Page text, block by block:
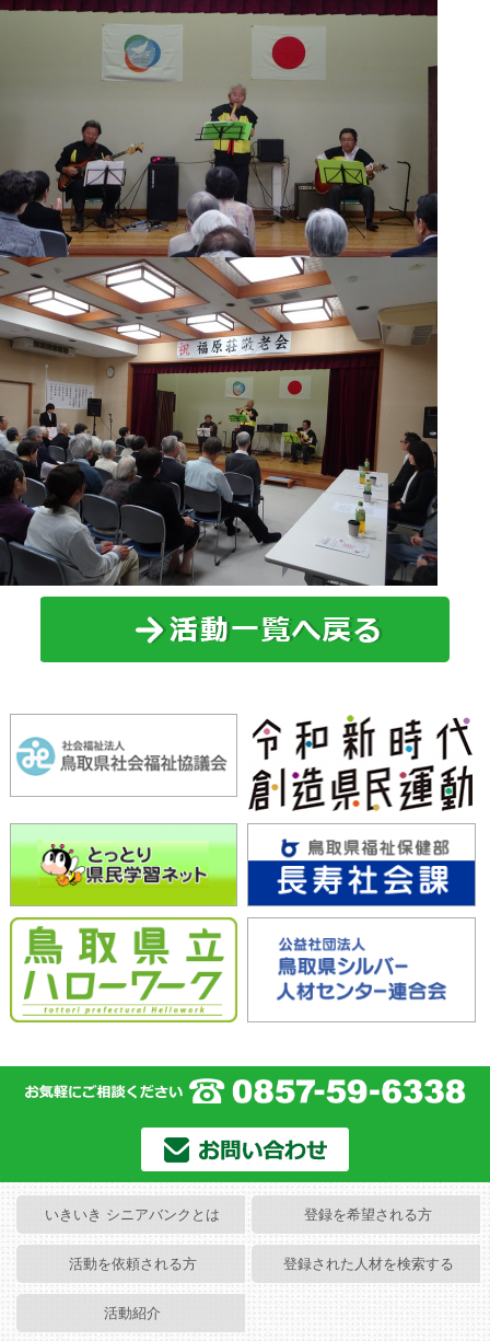
いきいき シニアバンクとは 登録を希望される方
活動を依頼される方 登録された人材を検索する
活動紹介